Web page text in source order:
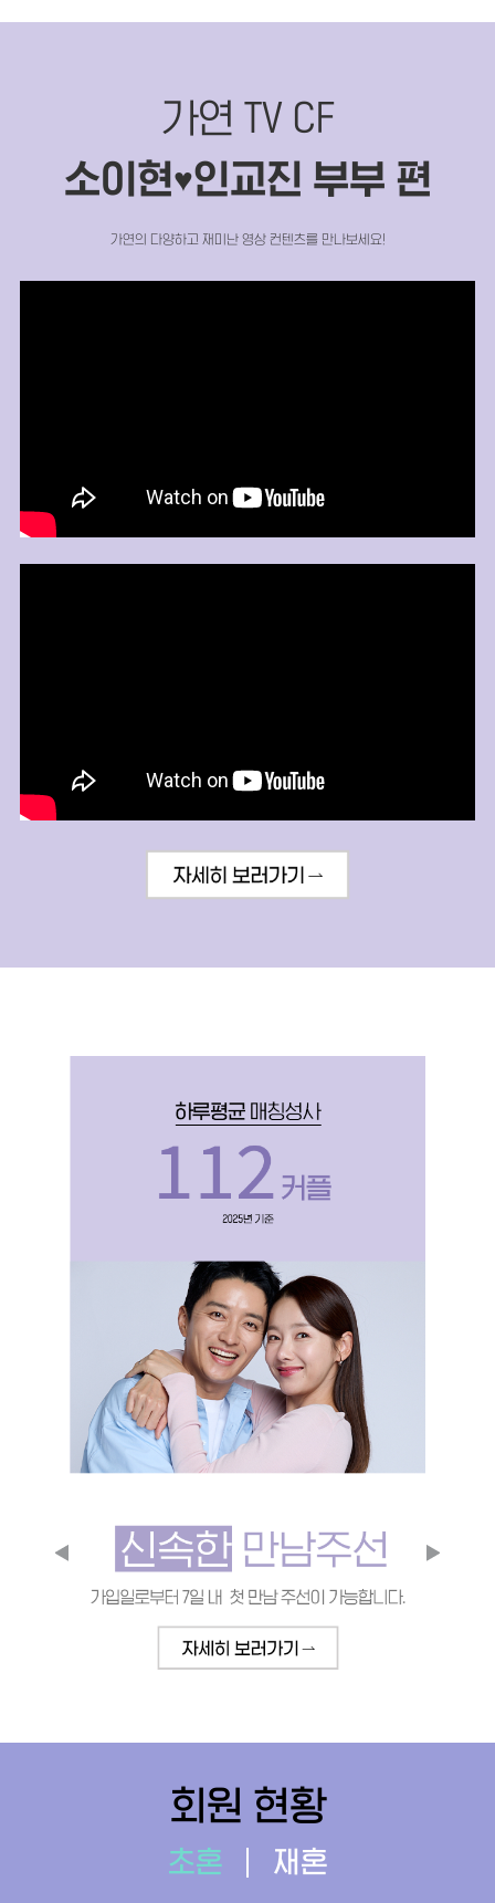
가연 TV CF
소이현♥인교진 부부 편
가연의 다양하고 재미난 영상 컨텐츠를 만나보세요!
회원 현황
초혼 재혼